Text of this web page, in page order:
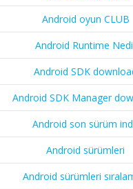
Android oyun CLUB
Android Runtime
Android SDK
Android SDK Manager
Android son sürüm
Android sürümleri
Android sürümleri